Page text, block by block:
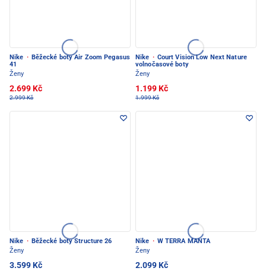
Nike · Běžecké boty Air Zoom Pegasus
41
Ženy
2.699 Kč
2.999 Kč
Nike · Court Vision Low Next Nature
volnočasové boty
Ženy
1.199 Kč
1.999 Kč
Nike · Běžecké boty Structure 26
Ženy
3.599 Kč
Nike · W TERRA MANTA
Ženy
2.099 Kč